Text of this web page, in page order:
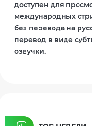
доступен для
международных
без перевода на
перевод в виде
озвучки.